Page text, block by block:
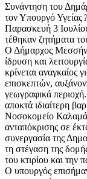
Συνάντηση του
τον Υπουργό
Παρασκευή 3
τέθηκαν ζητήματα
Ο Δήμαρχος
ίδρυση και
κρίνεται αναγκαίος
επισκεπτών,
γεωγραφικά
αποκτά ιδιαίτερη
Νοσοκομείο
ανταπόκρισης σε
συνεργασία της
τη στέγαση της
του κτιρίου και την
Ο υπουργός